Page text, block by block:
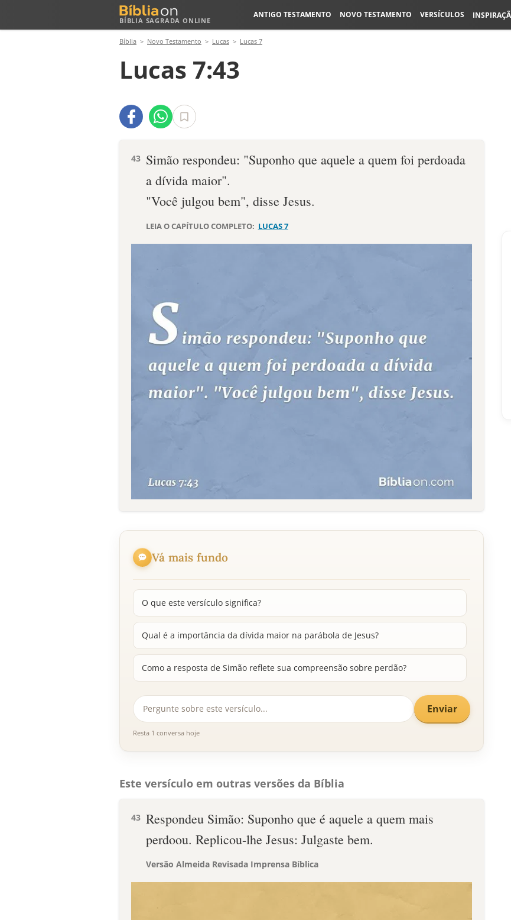
BÍBLIA SAGRADA ONLINE
ANTIGO TESTAMENTO NOVO TESTAMENTO VERSÍCULOS
Bíblia Novo Testamento Lucas Lucas 7
Lucas 7:43
43 Simão respondeu: "Suponho que aquele a quem foi perdoada
a dívida maior".
"Você julgou bem", disse Jesus.
LEIA O CAPÍTULO COMPLETO: LUCAS 7
Vá mais fundo
O que este versículo significa?
Qual é a importância da dívida maior na parábola de Jesus?
Como a resposta de Simão reflete sua compreensão sobre perdão?
Enviar
Resta 1 conversa hoje
Este versículo em outras versões da Bíblia
43 Respondeu Simão: Suponho que é aquele a quem mais
perdoou. Replicou-lhe Jesus: Julgaste bem.
Versão Almeida Revisada Imprensa Bíblica